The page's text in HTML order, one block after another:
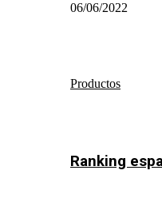
06/06/2022
Productos
Ranking